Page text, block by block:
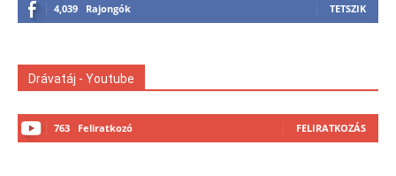
4,039 Rajongók TETSZIK
Drávatáj - Youtube
763 Feliratkozó FELIRATKOZÁS